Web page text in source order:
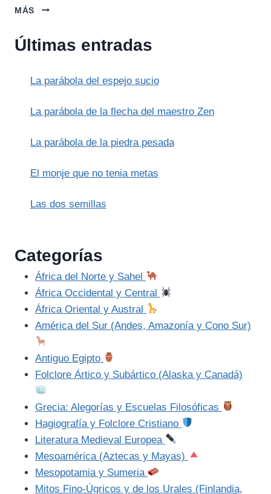
MÁS
LA
EL
BRAN
LEYENDA
OTRO
CELTA)
Últimas entradas
La parábola del espejo sucio
La parábola de la flecha del maestro Zen
La parábola de la piedra pesada
El monje que no tenia metas
Las dos semillas
Categorías
África del Norte y Sahel
África Occidental y Central
África Oriental y Austral
América del Sur (Andes, Amazonía y Cono Sur)
Antiguo Egipto
Folclore Ártico y Subártico (Alaska y Canadá)
Grecia: Alegorías y Escuelas Filosóficas
Hagiografía y Folclore Cristiano
Literatura Medieval Europea
Mesoamérica (Aztecas y Mayas)
Mesopotamia y Sumeria
Mitos Fino-Úgricos y de los Urales (Finlandia,